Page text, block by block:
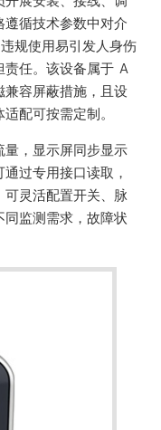
循技术参数中对介
规使用易引发人身伤
责任。该设备属于 A
兼容屏蔽措施，且设
配可按需定制。
量，显示屏同步显示
过专用接口读取，
可灵活配置开关、脉
监测需求，故障状